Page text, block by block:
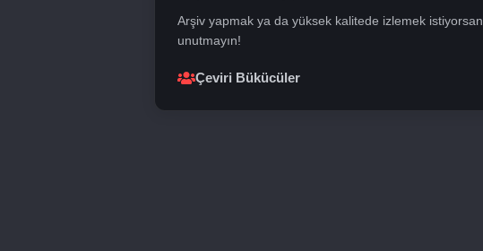
Arşiv yapmak ya da yüksek kalitede izlemek
unutmayın!
Çeviri Bükücüler